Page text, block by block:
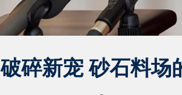
破碎新宠 砂石料场